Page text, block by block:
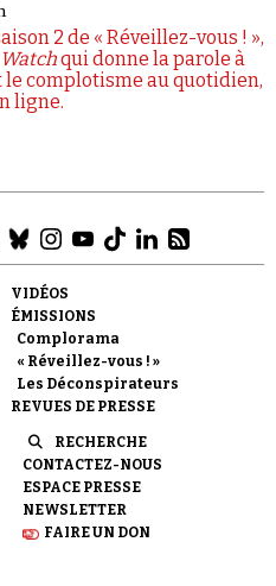
2 de « Réveillez-vous ! »,
qui donne la parole à
complotisme au quotidien,
ligne.
VIDÉOS
ÉMISSIONS
Complorama
« Réveillez-vous ! »
Les Déconspirateurs
REVUES DE PRESSE
RECHERCHE
CONTACTEZ-NOUS
ESPACE PRESSE
NEWSLETTER
FAIRE UN DON